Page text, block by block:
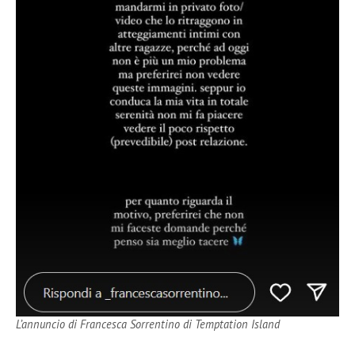
L’annuncio di Francesca Sorrentino di Temptation Island